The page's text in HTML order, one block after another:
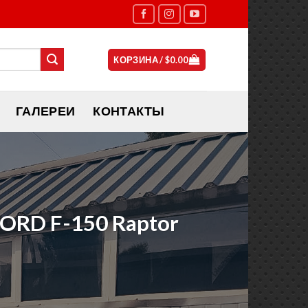
КОРЗИНА /$0.00
ГАЛЕРЕИ КОНТАКТЫ
F-150 Raptor